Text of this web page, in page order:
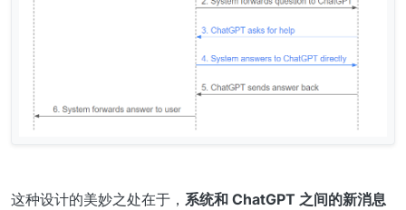
这种设计的美妙之处在于， 系统和 ChatGPT 之间的新消息